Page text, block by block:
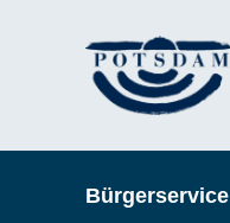
Bürgerservice